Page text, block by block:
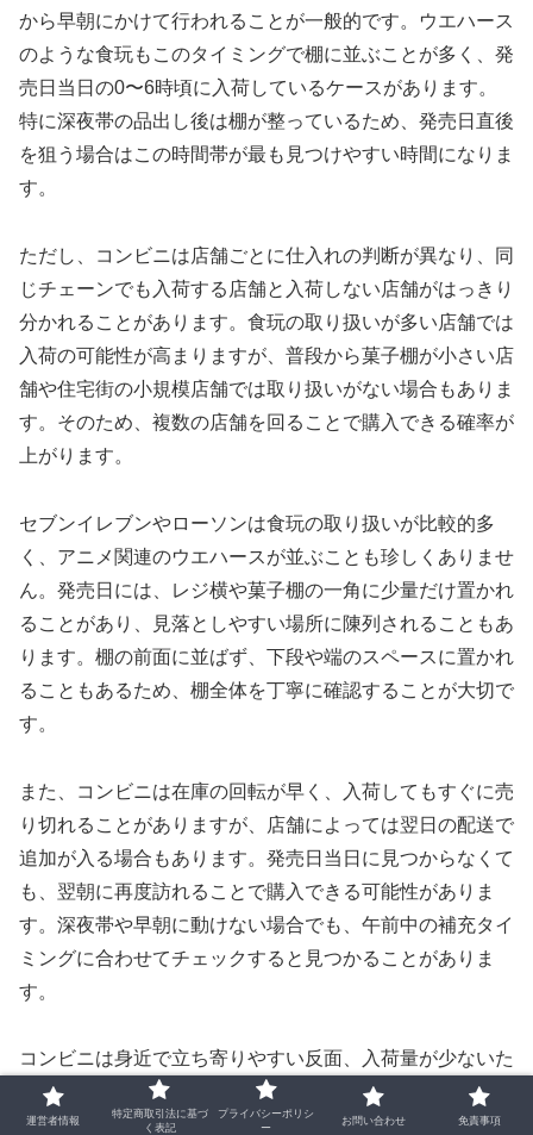
から早朝にかけて行われることが一般的です。ウエハース
のような食玩もこのタイミングで棚に並ぶことが多く、発
売日当日の0〜6時頃に入荷しているケースがあります。
特に深夜帯の品出し後は棚が整っているため、発売日直後
を狙う場合はこの時間帯が最も見つけやすい時間になりま
す。
ただし、コンビニは店舗ごとに仕入れの判断が異なり、同
じチェーンでも入荷する店舗と入荷しない店舗がはっきり
分かれることがあります。食玩の取り扱いが多い店舗では
入荷の可能性が高まりますが、普段から菓子棚が小さい店
舗や住宅街の小規模店舗では取り扱いがない場合もありま
す。そのため、複数の店舗を回ることで購入できる確率が
上がります。
セブンイレブンやローソンは食玩の取り扱いが比較的多
く、アニメ関連のウエハースが並ぶことも珍しくありませ
ん。発売日には、レジ横や菓子棚の一角に少量だけ置かれ
ることがあり、見落としやすい場所に陳列されることもあ
ります。棚の前面に並ばず、下段や端のスペースに置かれ
ることもあるため、棚全体を丁寧に確認することが大切で
す。
また、コンビニは在庫の回転が早く、入荷してもすぐに売
り切れることがありますが、店舗によっては翌日の配送で
追加が入る場合もあります。発売日当日に見つからなくて
も、翌朝に再度訪れることで購入できる可能性がありま
す。深夜帯や早朝に動けない場合でも、午前中の補充タイ
ミングに合わせてチェックすると見つかることがありま
す。
コンビニは身近で立ち寄りやすい反面、入荷量が少ないた
め、複数店舗を効率よく回ることが購入のポイントになり
ます。普段から食玩の取り扱いが多い店舗を把握しておく
運営者情報
特定商取引法に基づ
く表記
プライバシーポリシ
ー
お問い合わせ 免責事項